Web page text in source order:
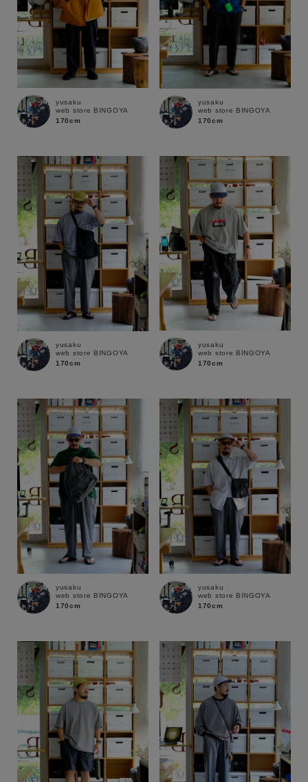
キーワード
性別
MENS LADIES
カテゴリ
サイズ
ブランド
yusaku
web store BINGOYA
170cm
yusaku
web store BINGOYA
170cm
yusaku
web store BINGOYA
170cm
yusaku
web store BINGOYA
170cm
yusaku
web store BINGOYA
170cm
yusaku
web store BINGOYA
170cm